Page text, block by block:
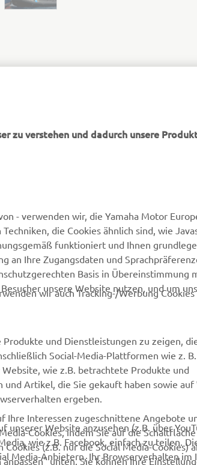
Kontakt aufnehmen
Webshop Support
Ersatzteilkatalog
Wartungstermin anfragen
Altbatterien
die Cookies ähnlich sind, wie
funktioniert und Ihnen
Ihre Zugangsdaten und
Basis in Übereinstimmung
unsere Website nutzen, und um
wir auch Tracking-/Werbung Cookies
Social-Media-Plattformen wie z. B.
wie z.B. betrachtete Produkte und
Artikel, die Sie gekauft haben sowie auf
ergeben.
Website anzusehen (z.B. über
wie z.B. Facebook, einfach zu teilen.
Media-Anbietern, Ihr Browserverhalten im
Interessen zugeschnittene Angebote
Cookies, indem Sie auf die Schaltfläche
(z.B. nur die Social Media-Cookies)
unten. Sie können Ihre